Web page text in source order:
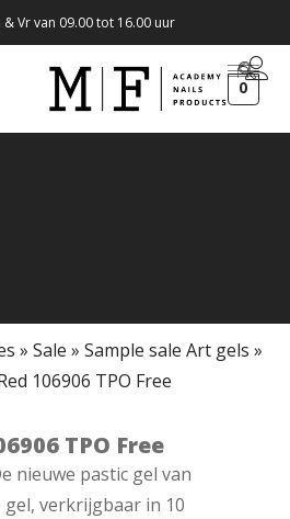
Vr van 09.00 tot 16.00 uur
0
» Sale » Sample sale Art gels »
106906 TPO Free
TPO Free
nieuwe pastic gel van
verkrijgbaar in 10